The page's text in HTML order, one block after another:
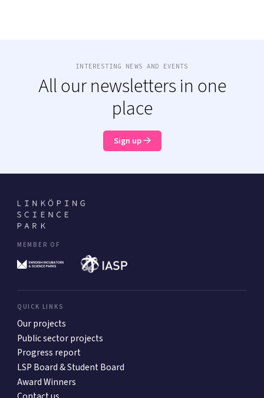
INTERESTING NEWS AND EVENTS
All our newsletters in one
place
Sign up
MEMBER OF
QUICK LINKS
Our projects
Public sector projects
Progress report
LSP Board & Student Board
Award Winners